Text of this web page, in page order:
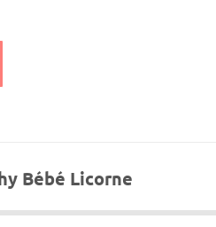
Bébé Licorne